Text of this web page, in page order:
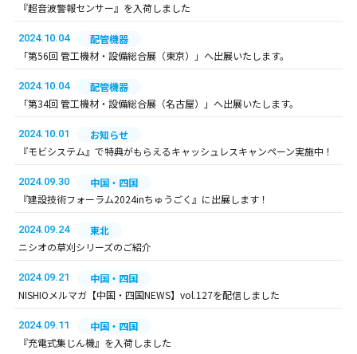
『超音波警報センサー』を入荷しました
2024.10.04
配管機器
「第56回 管工機材・設備総合展（東京）」へ出展いたします。
2024.10.04
配管機器
「第34回 管工機材・設備総合展（名古屋）」へ出展いたします。
2024.10.01
お知らせ
『モビシステム』で特典がもらえるキャッシュレスキャンペーン実施中！
2024.09.30
中国・四国
『建設技術フォーラム2024inちゅうごく』に出展します！
2024.09.24
東北
ニシオの草刈シリーズのご紹介
2024.09.21
中国・四国
NISHIOメルマガ【中国・四国NEWS】vol.127を配信しました
2024.09.11
中国・四国
『充電式集じん機』を入荷しました